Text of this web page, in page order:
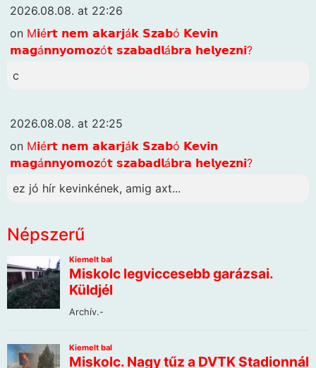
2026.08.08. at 22:26
on M𝗶é𝗿𝘁 𝗻𝗲𝗺 𝗮𝗸𝗮𝗿𝗷á𝗸 𝗦𝘇𝗮𝗯ó 𝗞𝗲𝘃𝗶𝗻
𝗺𝗮𝗴á𝗻𝗻𝘆𝗼𝗺𝗼𝘇ó𝘁 𝘀𝘇𝗮𝗯𝗮𝗱𝗹á𝗯𝗿𝗮 𝗵𝗲𝗹𝘆𝗲𝘇𝗻𝗶?
c
2026.08.08. at 22:25
on M𝗶é𝗿𝘁 𝗻𝗲𝗺 𝗮𝗸𝗮𝗿𝗷á𝗸 𝗦𝘇𝗮𝗯ó 𝗞𝗲𝘃𝗶𝗻
𝗺𝗮𝗴á𝗻𝗻𝘆𝗼𝗺𝗼𝘇ó𝘁 𝘀𝘇𝗮𝗯𝗮𝗱𝗹á𝗯𝗿𝗮 𝗵𝗲𝗹𝘆𝗲𝘇𝗻𝗶?
ez jó hír kevinkének, amig axt...
Népszerű